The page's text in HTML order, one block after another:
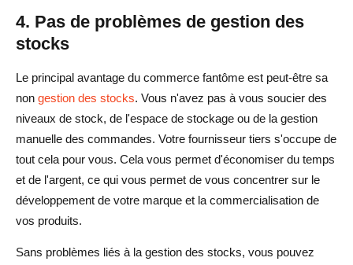
4. Pas de problèmes de gestion des
stocks
Le principal avantage du commerce fantôme est peut-être sa
non gestion des stocks. Vous n'avez pas à vous soucier des
niveaux de stock, de l'espace de stockage ou de la gestion
manuelle des commandes. Votre fournisseur tiers s'occupe de
tout cela pour vous. Cela vous permet d'économiser du temps
et de l'argent, ce qui vous permet de vous concentrer sur le
développement de votre marque et la commercialisation de
vos produits.
Sans problèmes liés à la gestion des stocks, vous pouvez